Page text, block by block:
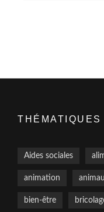
THÉMATIQUES
Aides sociales
animation
bien-être